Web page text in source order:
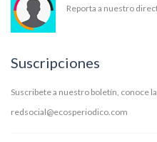
Reporta a nuestro
Suscripciones
Suscribete a nuestro boletín, conoce
redsocial@ecosperiodico.com